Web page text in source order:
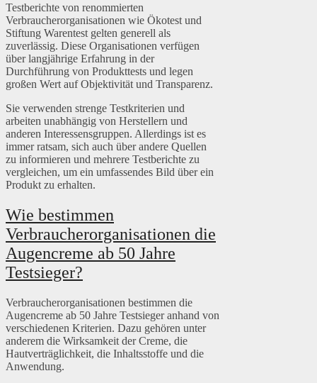
Testberichte von renommierten
Verbraucherorganisationen wie Ökotest und
Stiftung Warentest gelten generell als
zuverlässig. Diese Organisationen verfügen
über langjährige Erfahrung in der
Durchführung von Produkttests und legen
großen Wert auf Objektivität und Transparenz.
Sie verwenden strenge Testkriterien und
arbeiten unabhängig von Herstellern und
anderen Interessensgruppen. Allerdings ist es
immer ratsam, sich auch über andere Quellen
zu informieren und mehrere Testberichte zu
vergleichen, um ein umfassendes Bild über ein
Produkt zu erhalten.
Wie bestimmen
Verbraucherorganisationen die
Augencreme ab 50 Jahre
Testsieger?
Verbraucherorganisationen bestimmen die
Augencreme ab 50 Jahre Testsieger anhand von
verschiedenen Kriterien. Dazu gehören unter
anderem die Wirksamkeit der Creme, die
Hautverträglichkeit, die Inhaltsstoffe und die
Anwendung.